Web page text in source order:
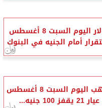
سعر الدولار اليوم السبت 8 أغسطس
أسعار الذهب اليوم السبت 8 أغسطس